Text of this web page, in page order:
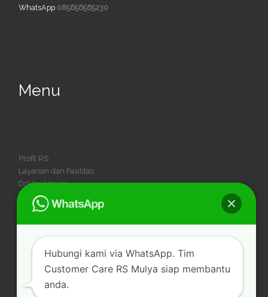
WhatsApp 085656565230
Menu
Profil RS
Layanan dan Fasilitas
Dokter Umum
Dokter Spesialis
Dokter Gigi
Hubungi kami via WhatsApp. Tim
Customer Care RS Mulya siap membantu
anda.